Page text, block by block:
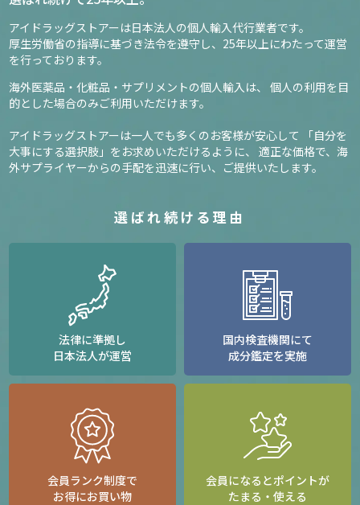
アイドラッグストアーは日本法人の個人輸入代行業者です。
厚生労働省の指導に基づき法令を遵守し、 25年以上にわたって運営
を行っております。
海外医薬品・化粧品・サプリメントの個人輸入は、
個人の利用を目
的とした場合のみご利用いただけます。
アイドラッグストアーは一人でも多くのお客様が安心して
「自分を
大事にする選択肢」をお求めいただけるように、
適正な価格で、海
外サプライヤーからの手配を迅速に行い、ご提供いたします。
選ばれ続ける理由
法律に準拠し
日本法人が運営
国内検査機関にて
成分鑑定を実施
会員ランク制度で
お得にお買い物
会員になるとポイントが
たまる・使える